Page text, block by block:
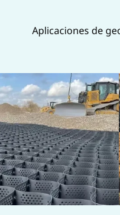
Aplicaciones de